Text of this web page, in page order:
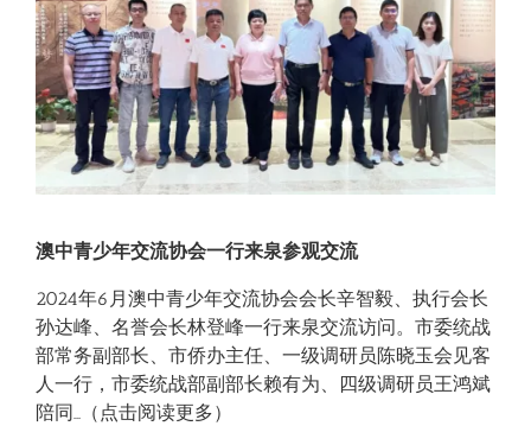
澳中青少年交流协会一行来泉参观交流
2024年6月澳中青少年交流协会会长辛智毅、执行会长
孙达峰、名誉会长林登峰一行来泉交流访问。市委统战
部常务副部长、市侨办主任、一级调研员陈晓玉会见客
人一行，市委统战部副部长赖有为、四级调研员王鸿斌
陪同…（点击阅读更多）